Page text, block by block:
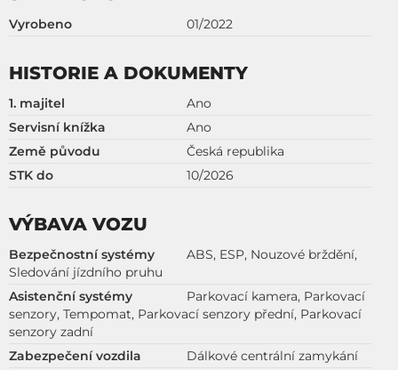
Vyrobeno 01/2022
HISTORIE A DOKUMENTY
1. majitel
Ano
Servisní knížka
Ano
Země původu
Česká republika
STK do
10/2026
VÝBAVA VOZU
Bezpečnostní systémy
ABS, ESP, Nouzové brždění,
Sledování jízdního pruhu
Asistenční systémy
Parkovací kamera, Parkovací
senzory, Tempomat, Parkovací senzory přední, Parkovací
senzory zadní
Zabezpečení vozdila
Dálkové centrální zamykání